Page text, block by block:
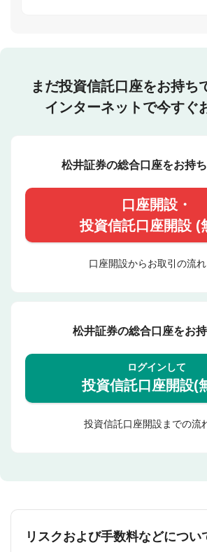
まだ投資信託口座をお持ち
インターネットで今すぐ
松井証券の総合口座をお持
口座開設・
投資信託口座開設 (
口座開設からお取引の流れ
松井証券の総合口座をお
ログインして
投資信託口座開設(
投資信託口座開設までの流
リスクおよび手数料などについ